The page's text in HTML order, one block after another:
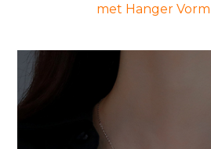
met Hanger